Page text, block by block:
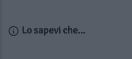
Lo sapevi che...